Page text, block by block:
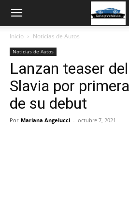
Inicio Noticias de Autos
Noticias de Autos
Lanzan teaser
Slavia por
de su debut
Por Mariana Angelucci - octubre 7, 2021